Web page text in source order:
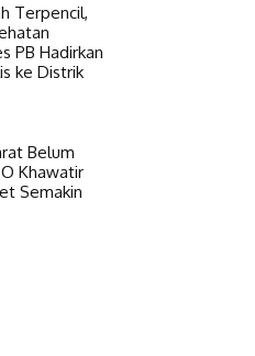
Terpencil,
PB Hadirkan
ke Distrik
Belum
Khawatir
Semakin